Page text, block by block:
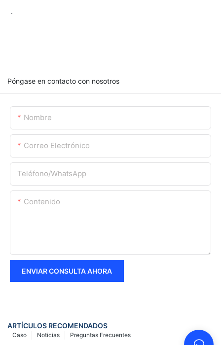
.
Póngase en contacto con nosotros
Nombre
Correo Electrónico
Teléfono/WhatsApp
Contenido
ENVIAR CONSULTA AHORA
ARTÍCULOS RECOMENDADOS
Preguntas Frecuentes
Noticias
Caso